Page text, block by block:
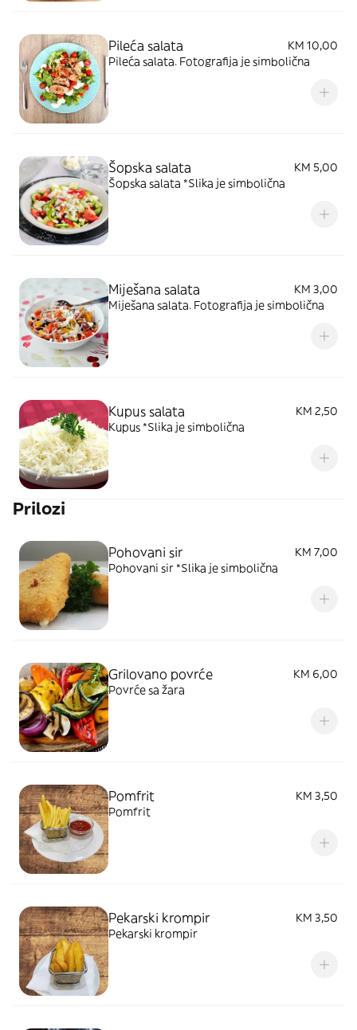
Pileća salata
KM 10,00
Pileća salata. Fotografija je simbolična
Šopska salata
KM 5,00
Šopska salata *Slika je simbolična
Miješana salata
KM 3,00
Miješana salata. Fotografija je simbolična
Kupus salata
KM 2,50
Kupus *Slika je simbolična
Prilozi
Pohovani sir
KM 7,00
Pohovani sir *Slika je simbolična
Grilovano povrće
KM 6,00
Povrće sa žara
Pomfrit
KM 3,50
Pomfrit
Pekarski krompir
KM 3,50
Pekarski krompir